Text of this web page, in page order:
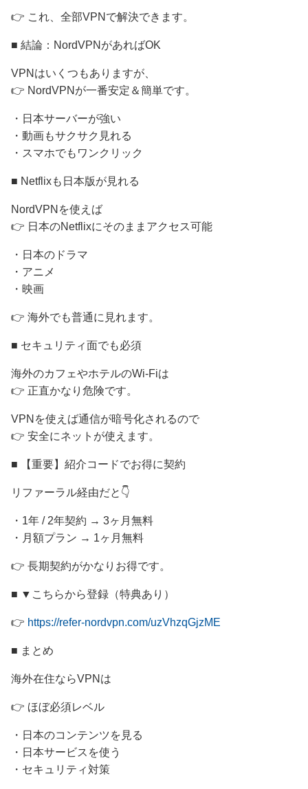
👉 これ、全部VPNで解決できます。
■ 結論：NordVPNがあればOK
VPNはいくつもありますが、
👉 NordVPNが一番安定＆簡単です。
・日本サーバーが強い
・動画もサクサク見れる
・スマホでもワンクリック
■ Netflixも日本版が見れる
NordVPNを使えば
👉 日本のNetflixにそのままアクセス可能
・日本のドラマ
・アニメ
・映画
👉 海外でも普通に見れます。
■ セキュリティ面でも必須
海外のカフェやホテルのWi-Fiは
👉 正直かなり危険です。
VPNを使えば通信が暗号化されるので
👉 安全にネットが使えます。
■ 【重要】紹介コードでお得に契約
リファーラル経由だと👇
・1年 / 2年契約 → 3ヶ月無料
・月額プラン → 1ヶ月無料
👉 長期契約がかなりお得です。
■ ▼こちらから登録（特典あり）
👉 https://refer-nordvpn.com/uzVhzqGjzME
■ まとめ
海外在住ならVPNは
👉 ほぼ必須レベル
・日本のコンテンツを見る
・日本サービスを使う
・セキュリティ対策